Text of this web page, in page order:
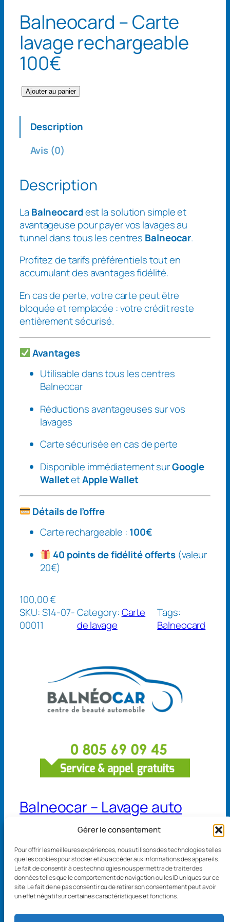
Gérer le consentement
Pour offrir les meilleures expériences, nous utilisons des technologies telles
que les cookies pour stocker et/ou accéder aux informations des appareils.
Le fait de consentir à ces technologies nous permettra de traiter des
données telles que le comportement de navigation ou les ID uniques sur ce
site. Le fait de ne pas consentir ou de retirer son consentement peut avoir
un effet négatif sur certaines caractéristiques et fonctions.
Balneocard – Carte
lavage rechargeable
100€
q
a
é
d
e
B
a
n
e
c
a
r
d
–
C
e
e
a
b
l
Ajouter au panier
Description
Avis (0)
Description
La Balneocardest la solution simple et
avantageuse pour payer vos lavages au
tunnel dans tous les centres Balneocar.
Profitez de tarifs préférentiels tout en
accumulant des avantages fidélité.
En cas de perte, votre carte peut être
bloquée et remplacée : votre crédit reste
entièrement sécurisé.
Avantages
Utilisable dans tous les centres
Balneocar
Réductions avantageuses sur vos
lavages
Carte sécurisée en cas de perte
Disponible immédiatement surGoogle
WalletetApple Wallet
Détails de l’offre
Carte rechargeable : 100€
40 points de fidélité offerts (valeur
20€)
100,00€
SKU:S14-07-
00011
Category:Carte
de lavage
Tags:
Balneocard
Balneocar – Lavage auto
13 avenue de Belgique 68110 Illzach
4 rue de Séville 68300 Saint-Louis
Mentions légales